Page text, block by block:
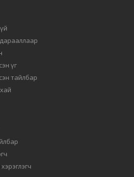
үг
тайлбар